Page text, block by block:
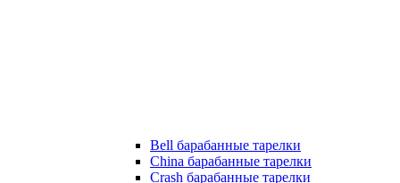
Bell барабанные тарелки
China барабанные тарелки
Crash барабанные тарелки